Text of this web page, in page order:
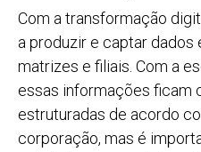
Com a transformação
a produzir e captar dados
matrizes e filiais. Com a
essas informações ficam
estruturadas de acordo
corporação, mas é